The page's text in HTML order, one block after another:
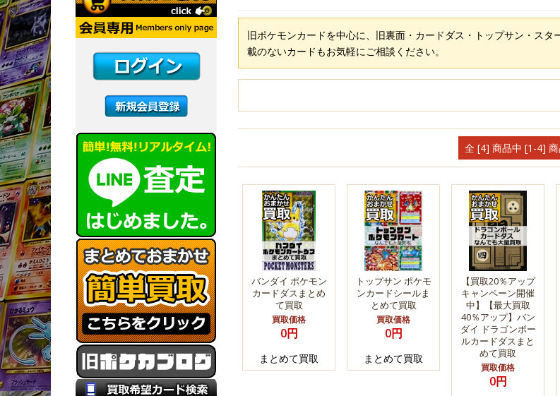
旧ポケモンカードを中心に、旧裏面・カードダス・トップサン・ス
載のないカードもお気軽にご相談ください。
全 [4] 商品中 [1-4]
バンダイ ポケモン
カードダスまとめ
て買取
買取価格
0円
まとめて買取
トップサン ポケモ
ンカードシールま
とめて買取
買取価格
0円
まとめて買取
【買取20％アップ
キャンペーン開催
中】【最大買取
40％アップ】バン
ダイ ドラゴンボー
ルカードダスまと
めて買取
買取価格
0円